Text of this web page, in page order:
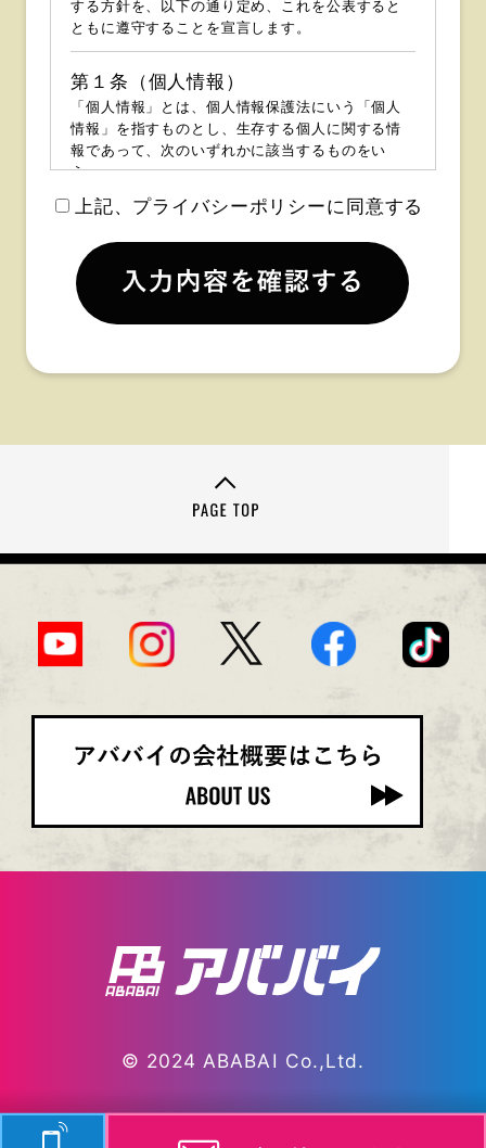
する方針を、以下の通り定め、これを公表すると
ともに遵守することを宣言します。
第１条（個人情報）
「個人情報」とは、個人情報保護法にいう「個人
情報」を指すものとし、生存する個人に関する情
報であって、次のいずれかに該当するものをい
う。
（１）当該情報に含まれる氏名、生年月日、住
所、電話番号、連絡先その他の記述等により特定
の個人を識別できるもの。
（２）個人識別符号が含まれるものをいう。
（１）個人情報の取得
当社は、お問い合わせをお受けするに当たり、ご
の個人情報を取得させていただきます。
明確にした上で、目的の範囲内において利用させ
ていただきます。
（３）法令等の遵守
当社は、個人情報保護に関する管理の体制と仕組
みについて継続的改善を実施します。
第４条（利用目的）
りとします。
（２）ご相談をお受けするにあたっての利益相反
等の確認
（３）当社の最新情報や各種セミナー、イベント
（５）サイトの保守・管理業者への個人情報を特
定しない方法による問い合わせ状況の報告
集約し公表すること
上記、プライバシーポリシーに同意する
© 2024 ABABAI Co.,Ltd.